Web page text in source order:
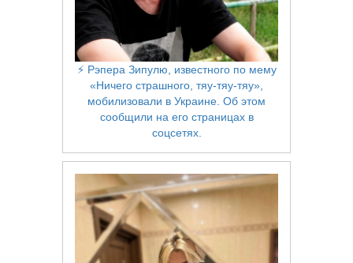
⚡️ Рэпера Зипулю, известного по мему
«Ничего страшного, тяу-тяу-тяу»,
мобилизовали в Украине. Об этом
сообщили на его страницах в
соцсетях.